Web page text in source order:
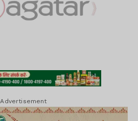
Advertisement